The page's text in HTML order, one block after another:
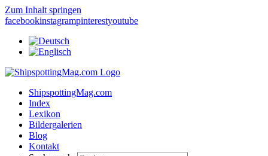
Zum Inhalt springen
facebookinstagrampinterestyoutube
ShipspottingMag.com
Index
Lexikon
Bildergalerien
Blog
Kontakt